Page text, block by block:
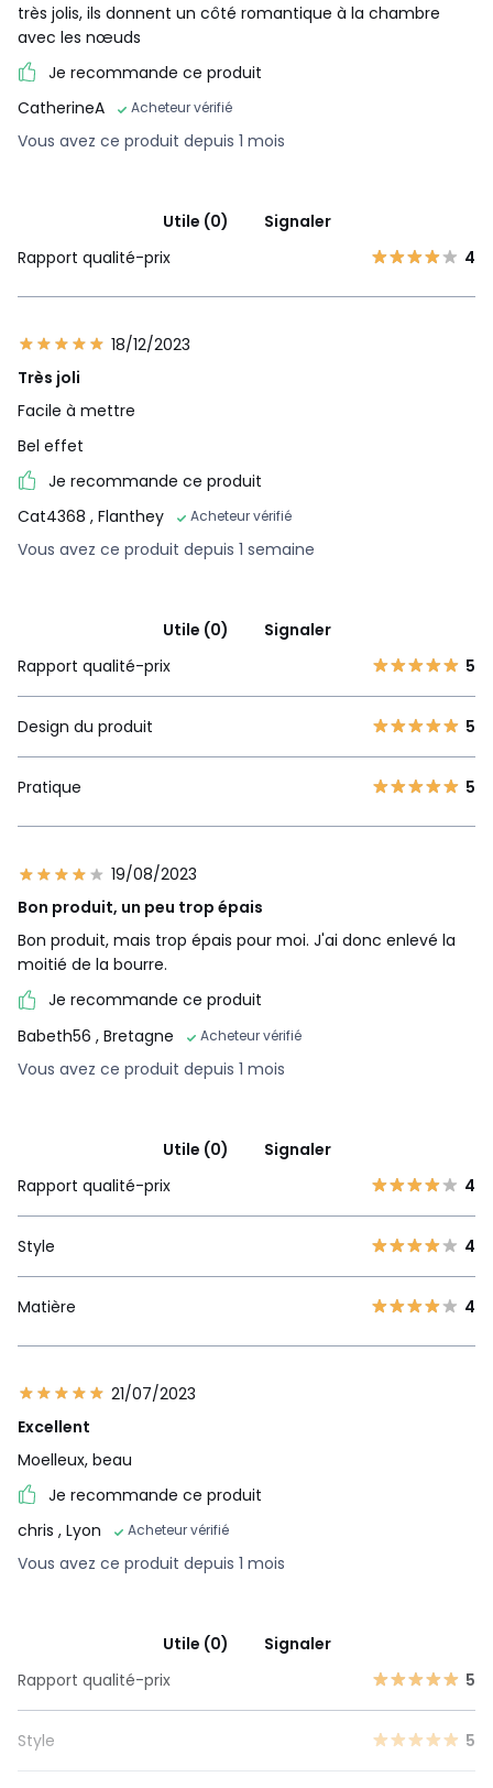
très jolis, ils donnent un côté romantique à la chambre
avec les nœuds
Je recommande ce produit
CatherineA
Acheteur vérifié
Vous avez ce produit depuis 1 mois
Utile (0)
Signaler
Rapport qualité-prix
4
18/12/2023
Très joli
Facile à mettre
Bel effet
Je recommande ce produit
Cat4368 , Flanthey Acheteur vérifié
Vous avez ce produit depuis 1 semaine
Utile (0)
Signaler
Rapport qualité-prix
5
Design du produit 5
Pratique 5
19/08/2023
Bon produit, un peu trop épais
Bon produit, mais trop épais pour moi. J'ai donc enlevé la
moitié de la bourre.
Je recommande ce produit
Babeth56 , Bretagne Acheteur vérifié
Vous avez ce produit depuis 1 mois
Utile (0)
Signaler
Rapport qualité-prix
4
Style 4
Matière 4
21/07/2023
Excellent
Moelleux, beau
Je recommande ce produit
chris , Lyon Acheteur vérifié
Vous avez ce produit depuis 1 mois
Utile (0)
Signaler
Rapport qualité-prix
5
Style 5